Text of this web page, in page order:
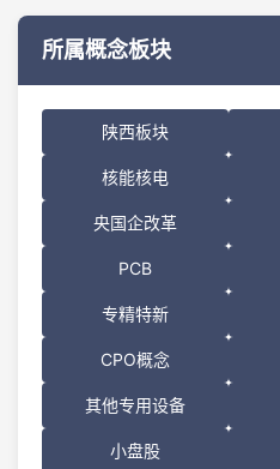
所属概念板块
陕西板块
核能核电
央国企改革
PCB
专精特新
CPO概念
其他专用设备
小盘股